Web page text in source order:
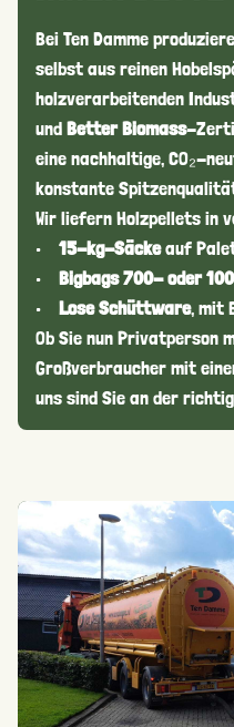
Bei Ten Damme
selbst aus reinen
holzverarbeitenden
undBetter Biomass-
eine nachhaltige, CO₂-
konstante
Wir liefern Holzpellets in
• 15-kg-Säckeauf
• Bigbags 700- oder
• Lose Schüttware, mit
Ob Sie nun Privatperson
Großverbraucher mit
uns sind Sie an der